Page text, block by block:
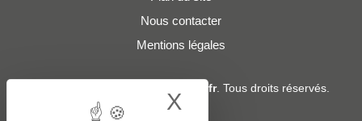
Nous contacter
Mentions légales
Adresses-Mairies.fr. Tous droits réservés.
Services :
X